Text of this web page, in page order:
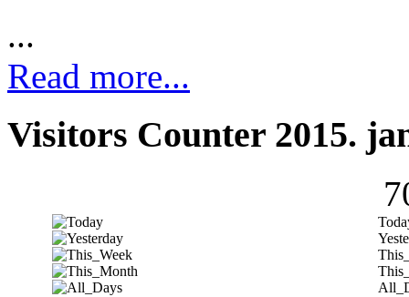
...
Read more...
Visitors Counter 2015.